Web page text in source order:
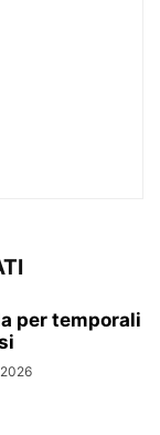
per temporali